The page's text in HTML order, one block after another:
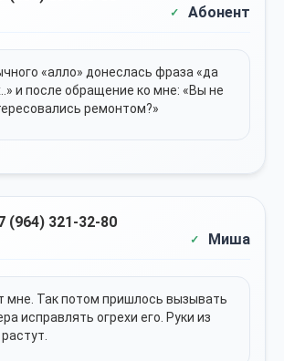
Абонент
«алло» донеслась фраза «да
и после обращение ко мне: «Вы не
ремонтом?»
(964) 321-32-80
Миша
мне. Так потом пришлось вызывать
исправлять огрехи его. Руки из